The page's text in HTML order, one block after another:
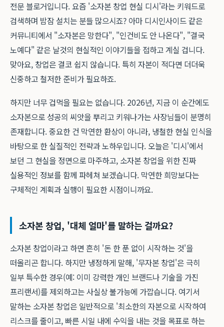
전문 블로거입니다. 요즘 '소자본 창업 현실 디시'라는 키워드로
검색하며 밤잠 설치는 분들 많으시죠? 아마 디시인사이드 같은
커뮤니티에서 "소자본은 망한다", "인건비도 안 나온다", "결국
노예다" 같은 날것의 현실적인 이야기들을 접하고 계실 겁니다.
맞아요, 창업은 결코 쉽지 않습니다. 특히 자본이 적다면 더더욱
신중하고 철저한 준비가 필요하죠.
하지만 너무 겁먹을 필요는 없습니다. 2026년, 지금 이 순간에도
소자본으로 성공의 씨앗을 뿌리고 키워나가는 사장님들이 분명히
존재합니다. 중요한 건 막연한 환상이 아니라, 냉철한 현실 인식을
바탕으로 한 실질적인 전략과 노하우입니다. 오늘은 '디시'에서
보던 그 현실을 정면으로 마주하고, 소자본 창업을 위한 진짜
실용적인 정보를 함께 파헤쳐 보겠습니다. 막연한 희망보다는
구체적인 계획과 실행이 필요한 시점이니까요.
소자본 창업, '대체 얼마'를 말하는 걸까요?
소자본 창업이라고 하면 흔히 '돈 한 푼 없이 시작하는 것'을
떠올리곤 합니다. 하지만 냉정하게 말해, '무자본 창업'은 극히
일부 특수한 경우(예: 이미 강력한 개인 브랜드나 기술을 가진
프리랜서)를 제외하고는 사실상 불가능에 가깝습니다. 여기서
말하는 소자본 창업은 일반적으로 '최소한의 자본으로 시작하여
리스크를 줄이고, 빠른 시일 내에 수익을 내는 것을 목표로 하는